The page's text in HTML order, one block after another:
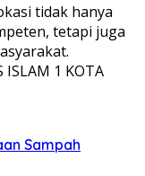
tidak hanya
tetapi juga
1 KOTA
Sampah